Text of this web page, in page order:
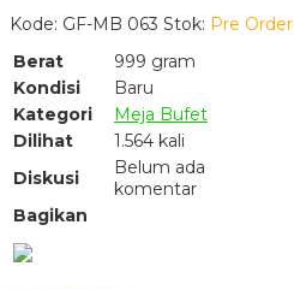
Kode: GF-MB 063 Stok: Pre Order
Berat
999 gram
Kondisi
Baru
Kategori
Meja Bufet
Dilihat
1.564 kali
Diskusi
Belum ada
komentar
Bagikan